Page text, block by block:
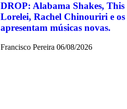
DROP: Alabama Shakes, This
Lorelei, Rachel Chinouriri e os
apresentam músicas novas.
Francisco Pereira 06/08/2026